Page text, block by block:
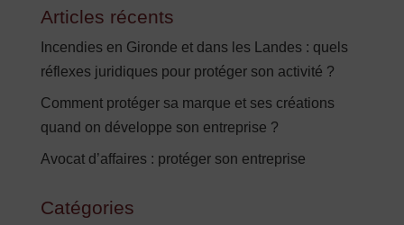
Articles récents
Incendies en Gironde et dans les Landes : quels
réflexes juridiques pour protéger son activité ?
Comment protéger sa marque et ses créations
quand on développe son entreprise ?
Avocat d’affaires : protéger son entreprise
Catégories